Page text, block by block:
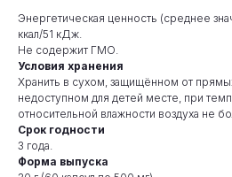
Энергетическая ценность (среднее
ккал/51 кДж.
Не содержит ГМО.
Условия хранения
Хранить в сухом, защищённом от
недоступном для детей месте, при
относительной влажности воздуха не
Срок годности
3 года.
Форма выпуска